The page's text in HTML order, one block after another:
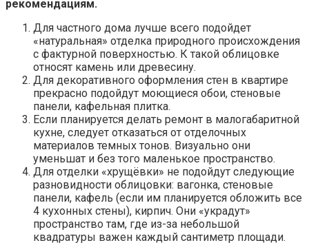
рекомендациям.
Для частного дома лучше всего подойдет
«натуральная» отделка природного происхождения
с фактурной поверхностью. К такой облицовке
относят камень или древесину.
Для декоративного оформления стен в квартире
прекрасно подойдут моющиеся обои, стеновые
панели, кафельная плитка.
Если планируется делать ремонт в малогабаритной
кухне, следует отказаться от отделочных
материалов темных тонов. Визуально они
уменьшат и без того маленькое пространство.
Для отделки «хрущёвки» не подойдут следующие
разновидности облицовки: вагонка, стеновые
панели, кафель (если им планируется обложить все
4 кухонных стены), кирпич. Они «украдут»
пространство там, где из-за небольшой
квадратуры важен каждый сантиметр площади.